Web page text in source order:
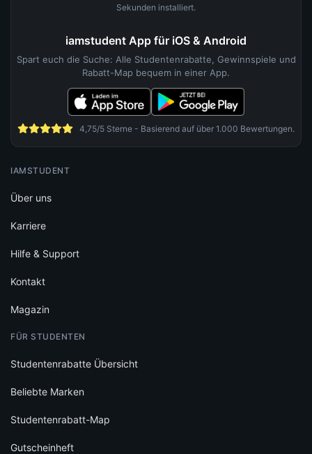
Sekunden installiert.
iamstudent App für iOS & Android
Spart euch die Suche: Alle Studentenrabatte, Gewinnspiele und
Rabatt-Map bequem in einer App.
4,75/5 Sterne - Basierend auf über 1.000 Bewertungen.
IAMSTUDENT
Über uns
Karriere
Hilfe & Support
Kontakt
Magazin
FÜR STUDENTEN
Studentenrabatte Übersicht
Beliebte Marken
Studentenrabatt-Map
Gutscheinheft